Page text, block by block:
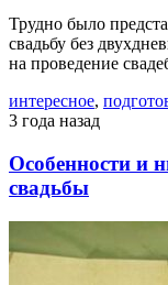
Трудно было
свадьбу без
на проведение
интересное,
3 года назад
Особенности и
свадьбы